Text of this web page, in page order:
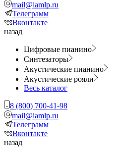
mail@iamlp.ru
Телеграмм
Вконтакте
назад
Цифровые пианино
Синтезаторы
Акустические пианино
Акустические рояли
Весь каталог
8 (800) 700-41-98
mail@iamlp.ru
Телеграмм
Вконтакте
назад